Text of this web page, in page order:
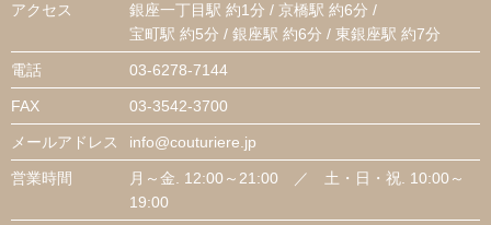
アクセス
銀座一丁目駅 約1分 / 京橋駅 約6分 /
宝町駅 約5分 / 銀座駅 約6分 / 東銀座駅 約7分
電話 03-6278-7144
FAX 03-3542-3700
メールアドレス info@couturiere.jp
営業時間
月～金. 12:00～21:00 ／ 土・日・祝. 10:00～
19:00